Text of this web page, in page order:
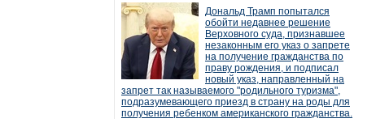
Дональд Трамп попытался
обойти недавнее решение
Верховного суда, признавшее
незаконным его указ о запрете
на получение гражданства по
праву рождения, и подписал
новый указ, направленный на
запрет так называемого "родильного туризма",
подразумевающего приезд в страну на роды для
получения ребенком американского гражданства.